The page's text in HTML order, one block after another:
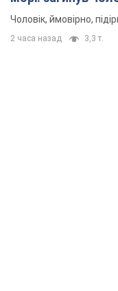
Чоловік, ймовірно,
2 часа назад 3,3 т.